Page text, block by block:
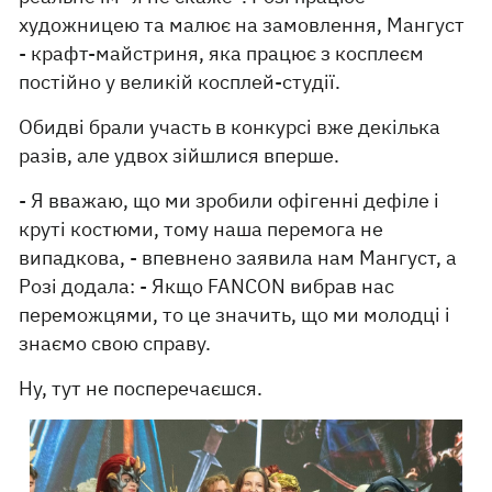
художницею та малює на замовлення, Мангуст
- крафт-майстриня, яка працює з косплеєм
постійно у великій косплей-студії.
Обидві брали участь в конкурсі вже декілька
разів, але удвох зійшлися вперше.
- Я вважаю, що ми зробили офігенні дефіле і
круті костюми, тому наша перемога не
випадкова, - впевнено заявила нам Мангуст, а
Розі додала: - Якщо FANCON вибрав нас
переможцями, то це значить, що ми молодці і
знаємо свою справу.
Ну, тут не посперечаєшся.